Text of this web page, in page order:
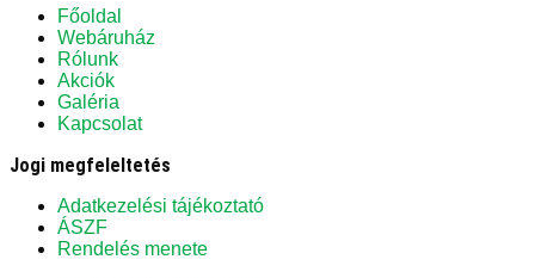
Főoldal
Webáruház
Rólunk
Akciók
Galéria
Kapcsolat
Jogi megfeleltetés
Adatkezelési tájékoztató
ÁSZF
Rendelés menete